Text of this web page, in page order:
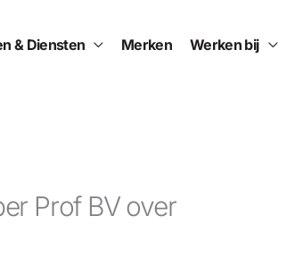
& Diensten Merken Werken bij
Prof BV over